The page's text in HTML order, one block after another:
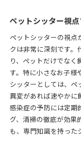
ペットシッター視
ペットシッターの視点
クは非常に深刻です。
り、ペットだけでなく
す。特に小さなお子様
シッターとしては、ペ
異変があれば速やかに
感染症の予防には定期
グ、清掃の徹底が効果
も、専門知識を持った